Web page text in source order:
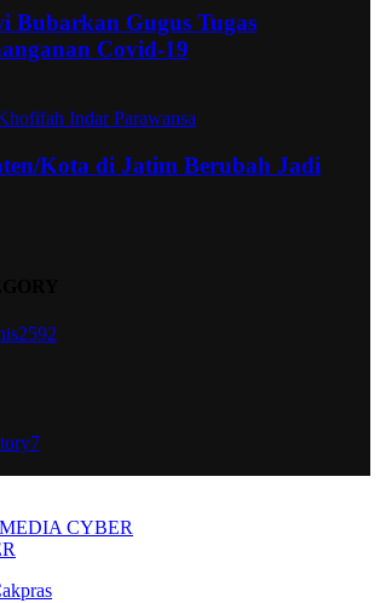
Bubarkan Gugus Tugas
Covid-19
Kota di Jatim Berubah Jadi
2592
7
CYBER